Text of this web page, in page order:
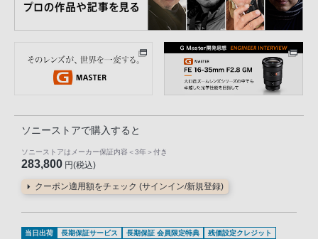
ソニーストアで購入すると
ソニーストアはメーカー保証内容 ＜3年＞ 付き
283,800 円(税込)
クーポン適用額をチェック (サインイン/新規登録)
当日出荷 長期保証サービス 長期保証 会員限定特典
残価設定クレジット